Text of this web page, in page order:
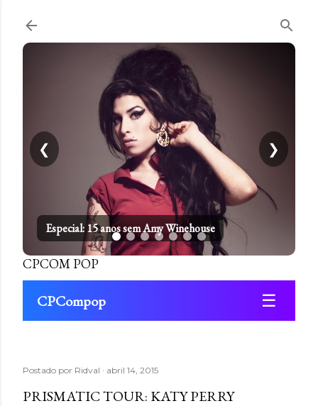
Especial: 15 anos sem Amy Winehouse
❮ ❯
CPCOM POP
CPCompop ☰
Postado por Ridval abril 14, 2015
PRISMATIC TOUR: KATY PERRY